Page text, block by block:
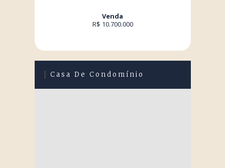
Venda
R$ 10.700.000
Casa De Condomínio